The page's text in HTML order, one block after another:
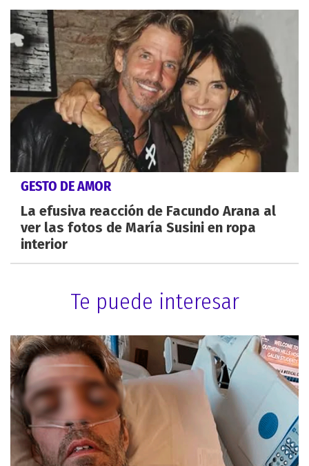
GESTO DE AMOR
La efusiva reacción de Facundo Arana al
ver las fotos de María Susini en ropa
interior
Te puede interesar